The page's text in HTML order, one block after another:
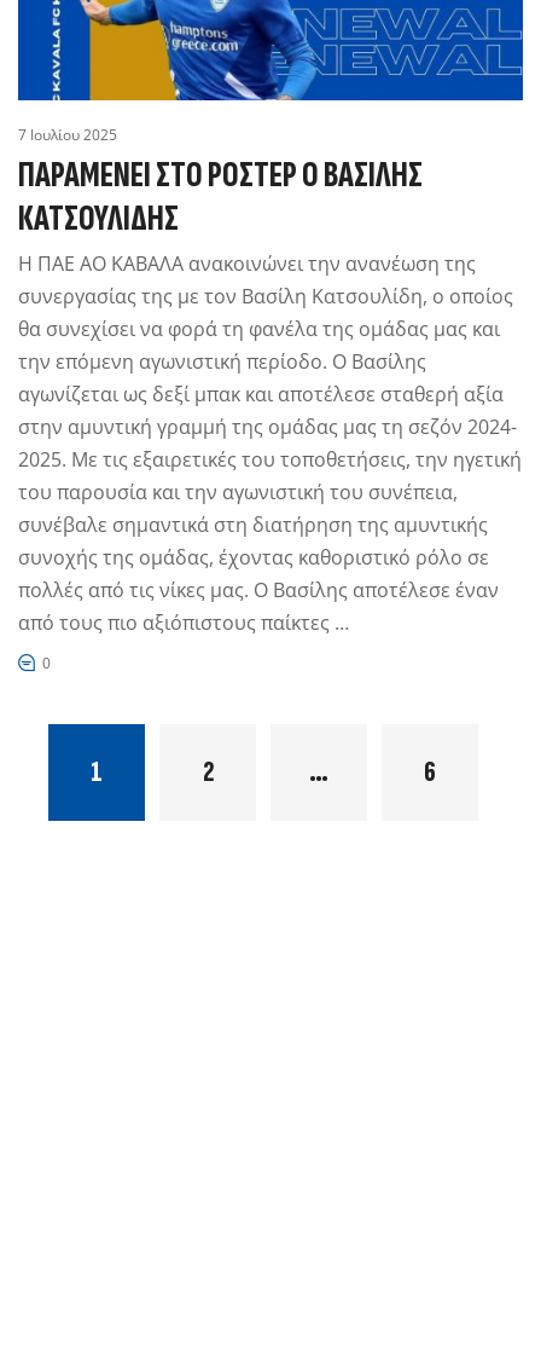
7 Ιουλίου 2025
ΠΑΡΑΜΕΝΕΙ ΣΤΟ ΡΟΣΤΕΡ Ο ΒΑΣΙΛΗΣ
ΚΑΤΣΟΥΛΙΔΗΣ
Η ΠΑΕ ΑΟ ΚΑΒΑΛΑ ανακοινώνει την ανανέωση της
συνεργασίας της με τον Βασίλη Κατσουλίδη, ο οποίος
θα συνεχίσει να φορά τη φανέλα της ομάδας μας και
την επόμενη αγωνιστική περίοδο. Ο Βασίλης
αγωνίζεται ως δεξί μπακ και αποτέλεσε σταθερή αξία
στην αμυντική γραμμή της ομάδας μας τη σεζόν 2024-
2025. Με τις εξαιρετικές του τοποθετήσεις, την ηγετική
του παρουσία και την αγωνιστική του συνέπεια,
συνέβαλε σημαντικά στη διατήρηση της αμυντικής
συνοχής της ομάδας, έχοντας καθοριστικό ρόλο σε
πολλές από τις νίκες μας. Ο Βασίλης αποτέλεσε έναν
από τους πιο αξιόπιστους παίκτες …
0
1 2 … 6